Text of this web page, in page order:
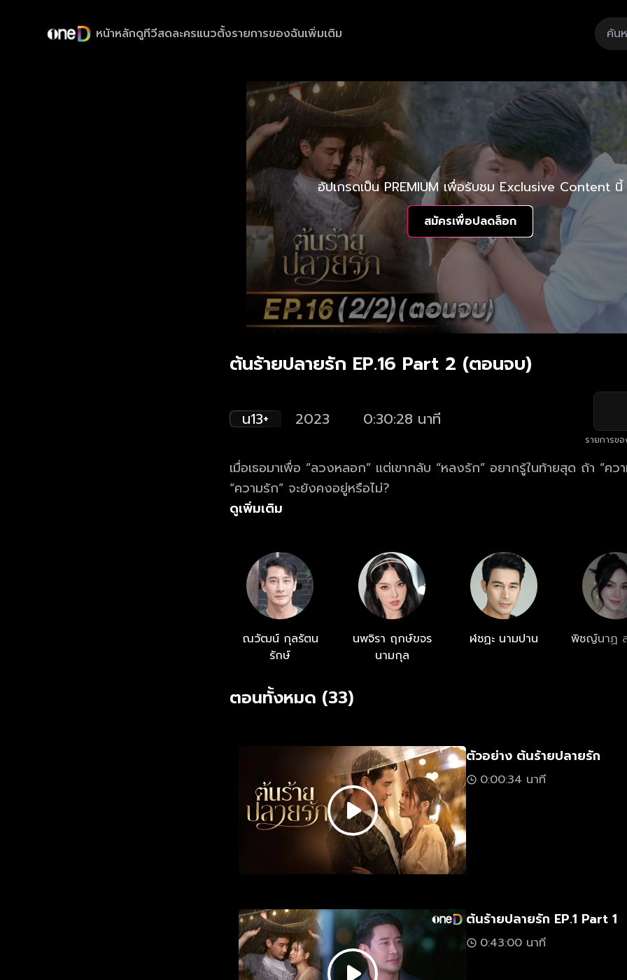
หน้าหลักดูทีวีสดละครแนวตั้งรายการของฉันเพิ่มเติม
อัปเกรดเป็น PREMIUM เพื่อรับชม Exclusive Content นี้
สมัครเพื่อปลดล็อก
ต้นร้ายปลายรัก EP.16 Part 2 (ตอนจบ)
น13+ 2023 0:30:28 นาที
รายการข
เมื่อเธอมาเพื่อ “ลวงหลอก” แต่เขากลับ “หลงรัก” อยากรู้ในท้ายสุด ถ้า “คว
“ความรัก” จะยังคงอยู่หรือไม่?
ดูเพิ่มเติม
ณวัฒน์ กุลรัตน
รักษ์
นพจิรา ฤกษ์ขจร
นามกุล
ฬชฏะ นามปาน พิชญ์นาฏ
ตอนทั้งหมด (33)
ตัวอย่าง ต้นร้ายปลายรัก
0:00:34 นาที
ต้นร้ายปลายรัก EP.1 Part 1
0:43:00 นาที